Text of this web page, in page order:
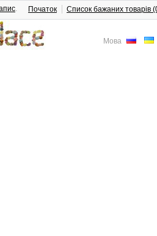
Мова
. Початок Список бажаних товарів